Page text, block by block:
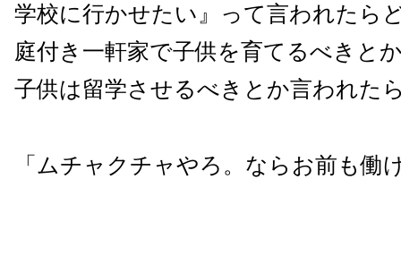
学校に行かせたい』って言われたら
庭付き一軒家で子供を育てるべきと
子供は留学させるべきとか言われた
「ムチャクチャやろ。ならお前も働